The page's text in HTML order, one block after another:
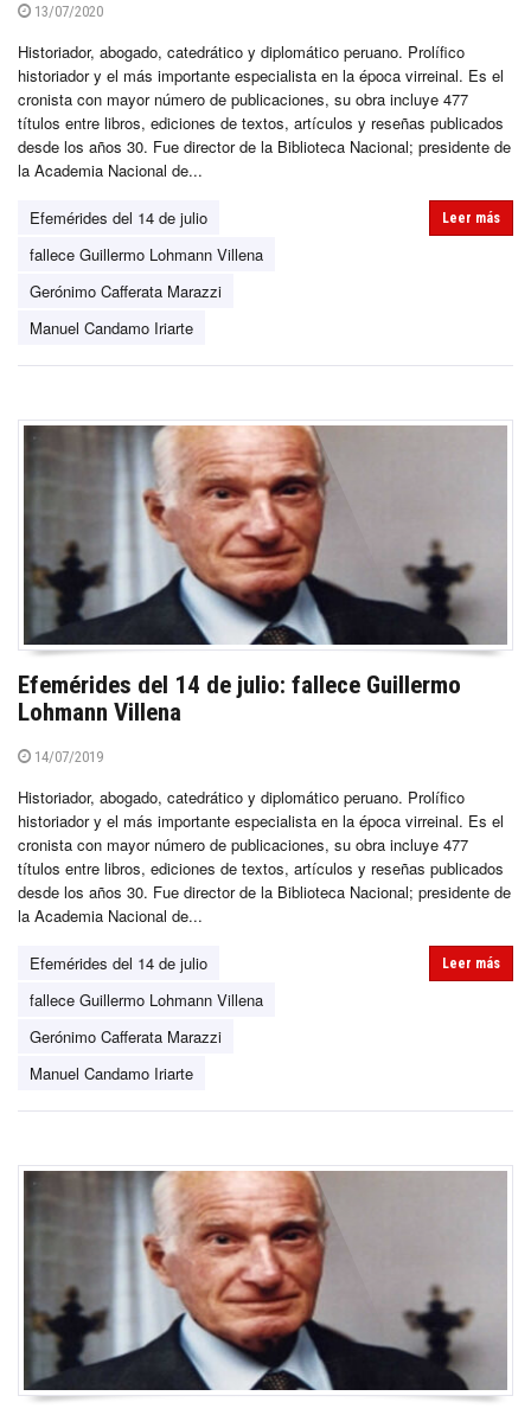
13/07/2020
Historiador, abogado, catedrático y diplomático peruano. Prolífico
historiador y el más importante especialista en la época virreinal. Es el
cronista con mayor número de publicaciones, su obra incluye 477
títulos entre libros, ediciones de textos, artículos y reseñas publicados
desde los años 30. Fue director de la Biblioteca Nacional; presidente de
la Academia Nacional de...
Efemérides del 14 de julio
fallece Guillermo Lohmann Villena
Gerónimo Cafferata Marazzi
Manuel Candamo Iriarte
Leer más
Efemérides del 14 de julio: fallece Guillermo
Lohmann Villena
14/07/2019
Historiador, abogado, catedrático y diplomático peruano. Prolífico
historiador y el más importante especialista en la época virreinal. Es el
cronista con mayor número de publicaciones, su obra incluye 477
títulos entre libros, ediciones de textos, artículos y reseñas publicados
desde los años 30. Fue director de la Biblioteca Nacional; presidente de
la Academia Nacional de...
Efemérides del 14 de julio
fallece Guillermo Lohmann Villena
Gerónimo Cafferata Marazzi
Manuel Candamo Iriarte
Leer más